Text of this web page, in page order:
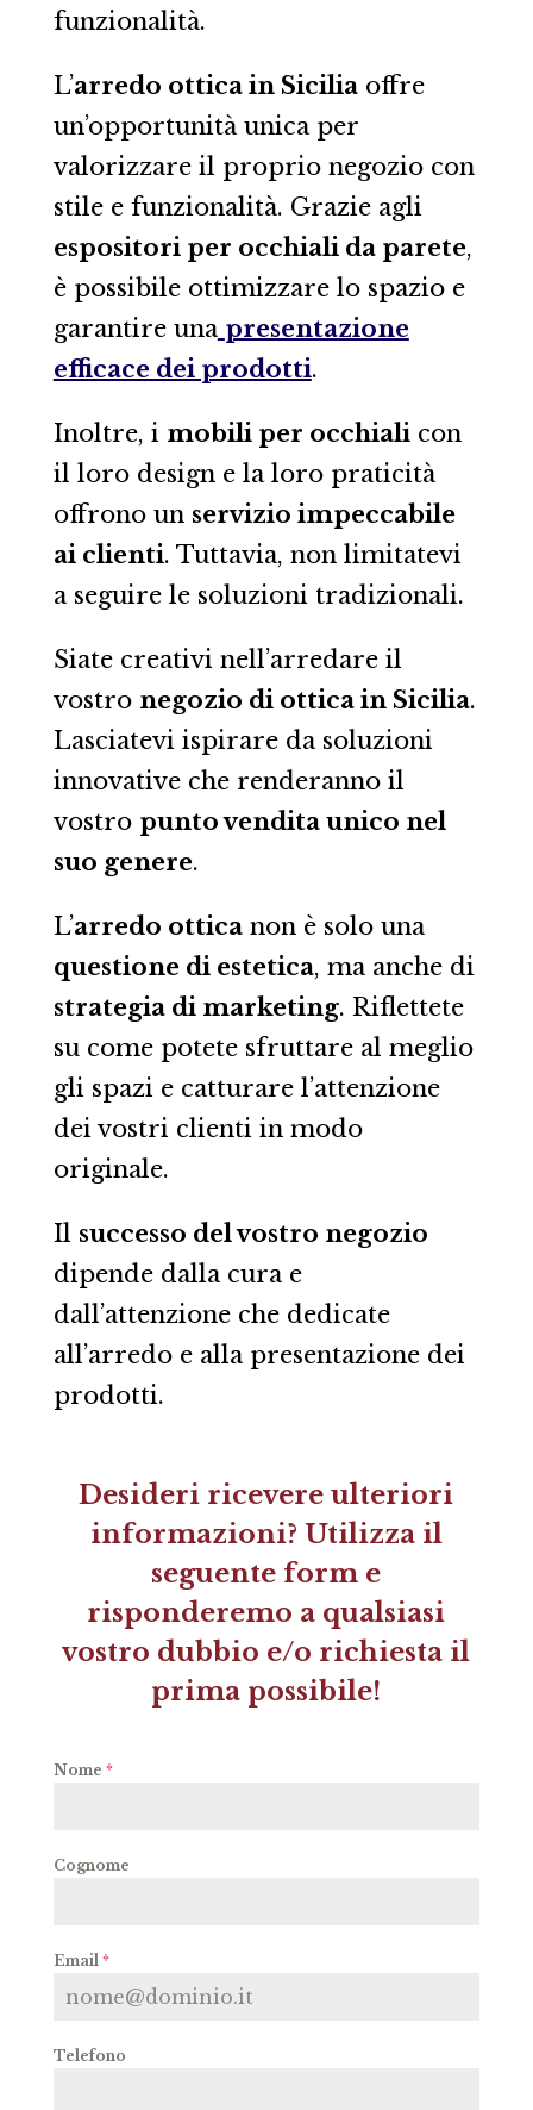
funzionalità.
L’arredo ottica in Siciliaoffre
un’opportunità unica per
valorizzare il proprio negozio con
stile e funzionalità. Grazie agli
espositori per occhiali da parete,
è possibile ottimizzare lo spazio e
garantire una presentazione
efficace dei prodotti.
Inoltre, i mobili per occhialicon
il loro design e la loro praticità
offrono un servizio impeccabile
ai clienti. Tuttavia, non limitatevi
a seguire le soluzioni tradizionali.
Siate creativi nell’arredare il
vostro negozio di ottica in Sicilia.
Lasciatevi ispirare da soluzioni
innovative che renderanno il
vostro punto vendita unico nel
suo genere.
L’arredo otticanon è solo una
questione di estetica, ma anche di
strategia di marketing. Riflettete
su come potete sfruttare al meglio
gli spazi e catturare l’attenzione
dei vostri clienti in modo
originale.
Il successo del vostro negozio
dipende dalla cura e
dall’attenzione che dedicate
all’arredo e alla presentazione dei
prodotti.
Desideri ricevere ulteriori
informazioni? Utilizza il
seguente form e
risponderemo a qualsiasi
vostro dubbio e/o richiesta il
prima possibile!
Nome *
Cognome
Email *
Telefono